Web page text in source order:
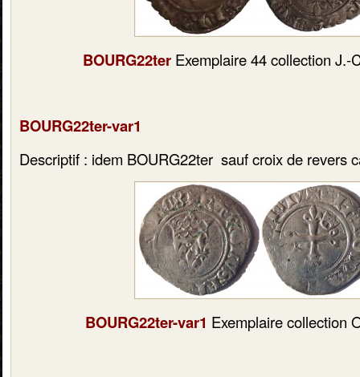
BOURG22ter Exemplaire 44 collection J.-
BOURG22ter-var1
Descriptif : idem BOURG22ter sauf croix de revers
BOURG22ter-var1 Exemplaire collection